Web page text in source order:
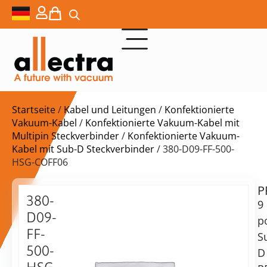
Startseite/ Kabel und Leitungen / Konfektionierte
Vakuum-Kabel / Konfektionierte Vakuum-Kabel mit
Multipin Steckverbinder/ Konfektionierte Vakuum-
Kabel mit Sub-D Steckverbinder/ 380-D09-FF-500-
HSG-COFF06
380-
D09-
FF-
500-
$
Lieferzeit:
9
D